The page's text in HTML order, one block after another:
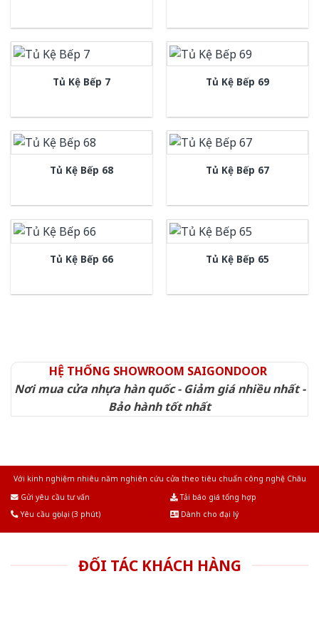
Tủ Kệ Bếp 7 Tủ Kệ Bếp 69
Tủ Kệ Bếp 68 Tủ Kệ Bếp 67
Tủ Kệ Bếp 66 Tủ Kệ Bếp 65
HỆ THỐNG SHOWROOM SAIGONDOOR
Nơi mua cửa nhựa hàn quốc - Giảm giá nhiều nhất -
Bảo hành tốt nhất
Với kinh nghiệm nhiêu năm nghiên cứu cửa theo tiêu chuẩn công nghệ Châu
Gửi yêu cầu tư vấn
Tải báo giá tổng hợp
Yêu cầu gọi lại (3 phút)
Dành cho đại lý
ĐỐI TÁC KHÁCH HÀNG